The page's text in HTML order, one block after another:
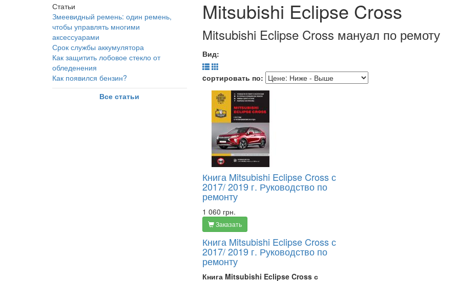
Статьи
Змеевидный ремень: один ремень,
чтобы управлять многими
аксессуарами
Срок службы аккумулятора
Как защитить лобовое стекло от
обледенения
Как появился бензин?
Все статьи
Mitsubishi Eclipse Cross
Mitsubishi Eclipse Cross мануал по ремоту
Вид:
cортировать по:
Книга Mitsubishi Eclipse Cross с
2017/ 2019 г. Руководство по
ремонту
1 060 грн.
Заказать
Книга Mitsubishi Eclipse Cross с
2017/ 2019 г. Руководство по
ремонту
Книга Mitsubishi Eclipse Cross с